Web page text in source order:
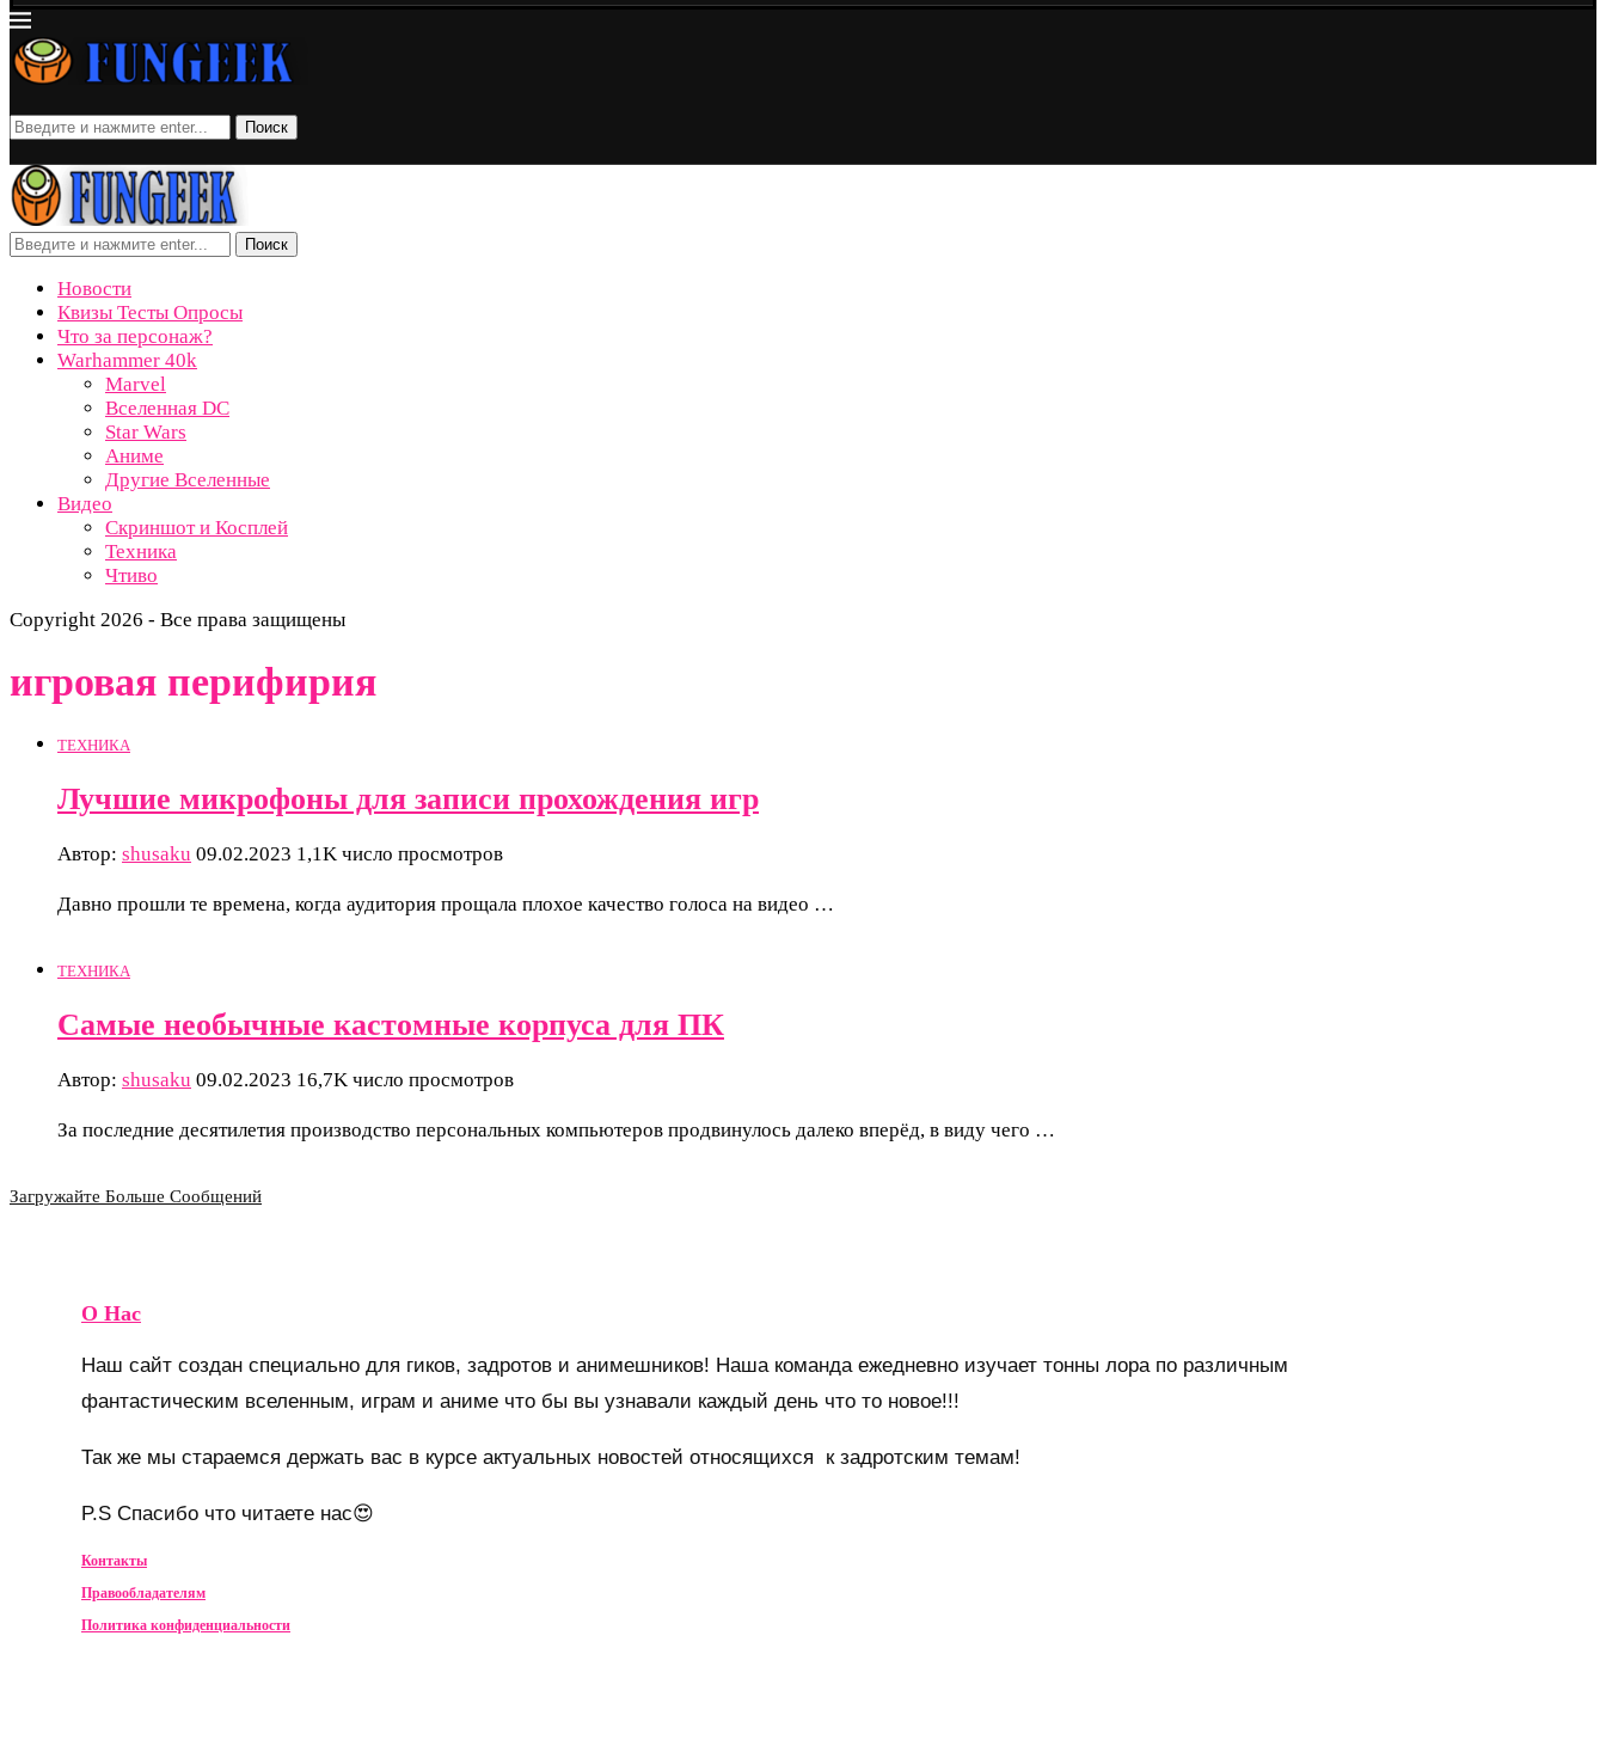
Поиск
Поиск
Новости
Квизы Тесты Опросы
Что за персонаж?
Warhammer 40k
Marvel
Вселенная DC
Star Wars
Аниме
Другие Вселенные
Видео
Скриншот и Косплей
Техника
Чтиво
Copyright 2026 - Все права защищены
игровая перифирия
ТЕХНИКА
Лучшие микрофоны для записи прохождения игр
Автор: shusaku 09.02.2023 1,1K число просмотров
Давно прошли те времена, когда аудитория прощала плохое качество голоса на видео …
ТЕХНИКА
Самые необычные кастомные корпуса для ПК
Автор: shusaku 09.02.2023 16,7K число просмотров
За последние десятилетия производство персональных компьютеров продвинулось далеко вперёд, в виду чего …
Загружайте Больше Сообщений
О Нас
Наш сайт создан специально для гиков, задротов и анимешников! Наша команда ежедневно изучает тонны лора по различным
фантастическим вселенным, играм и аниме что бы вы узнавали каждый день что то новое!!!
Так же мы стараемся держать вас в курсе актуальных новостей относящихся к задротским темам!
P.S Спасибо что читаете нас😍
Контакты
Правообладателям
Политика конфиденциальности